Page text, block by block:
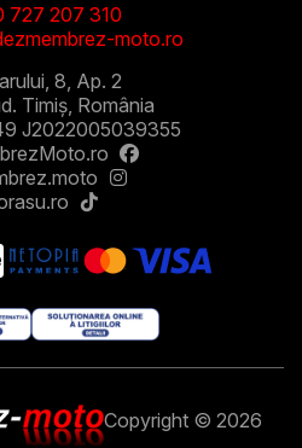
727 207 310
moto.ro
8, Ap. 2
Timiș, România
J2022005039355
Copyright © 2026